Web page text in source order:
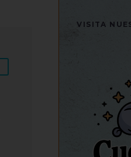
VISITA